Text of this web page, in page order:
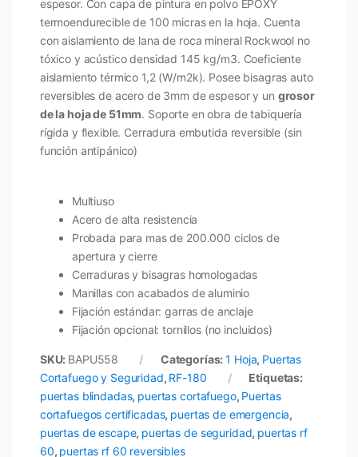
espesor. Con capa de pintura en polvo EPOXY
termoendurecible de 100 micras en la hoja. Cuenta
con aislamiento de lana de roca mineral Rockwool no
tóxico y acústico densidad 145 kg/m3. Coeficiente
aislamiento térmico 1,2 (W/m2k). Posee bisagras auto
reversibles de acero de 3mm de espesor y un grosor
de la hoja de 51mm. Soporte en obra de tabiquería
rígida y flexible. Cerradura embutida reversible (sin
función antipánico)
Multiuso
Acero de alta resistencia
Probada para mas de 200.000 ciclos de
apertura y cierre
Cerraduras y bisagras homologadas
Manillas con acabados de aluminio
Fijación estándar: garras de anclaje
Fijación opcional: tornillos (no incluidos)
SKU: BAPU558 Categorías:1 Hoja, Puertas
Cortafuego y Seguridad, RF-180
Etiquetas:
puertas blindadas, puertas cortafuego, Puertas
cortafuegos certificadas, puertas de emergencia,
puertas de escape, puertas de seguridad, puertas rf
60, puertas rf 60 reversibles